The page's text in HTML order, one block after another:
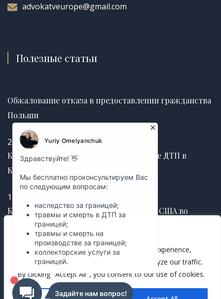
We value your privacy
We use cookies to enhance your browsing experience,
serve personalized ads or content, and analyze our traffic.
By clicking "Accept All", you consent to our use of cookies.
advokatveurope@gmail.com
Полезные статьи
Обжалование отказа в предоставлении гражданства
Польши
25.06.2026
Как получить страховую выплату после ДТП в
Канаде без задержек
12.03.2025
Как правильно оформить завещание в США во
избежание судебных споров
12.03.2025